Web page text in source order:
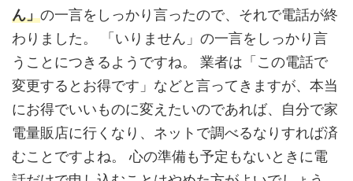
ん」の一言をしっかり言ったので、それで電話が終
わりました。 「いりません」の一言をしっかり言
うことにつきるようですね。 業者は「この電話で
変更するとお得です」などと言ってきますが、本当
にお得でいいものに変えたいのであれば、自分で家
電量販店に行くなり、ネットで調べるなりすれば済
むことですよね。 心の準備も予定もないときに電